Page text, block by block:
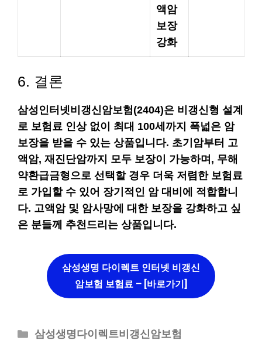
액암
보장
강화
6. 결론
삼성인터넷비갱신암보험(2404)은 비갱신형 설계
로 보험료 인상 없이 최대 100세까지 폭넓은 암
보장을 받을 수 있는 상품입니다. 초기암부터 고
액암, 재진단암까지 모두 보장이 가능하며, 무해
약환급금형으로 선택할 경우 더욱 저렴한 보험료
로 가입할 수 있어 장기적인 암 대비에 적합합니
다. 고액암 및 암사망에 대한 보장을 강화하고 싶
은 분들께 추천드리는 상품입니다.
삼성생명 다이렉트 인터넷 비갱신
암보험 보험료 – [바로가기]
카
삼성생명다이렉트비갱신암보험